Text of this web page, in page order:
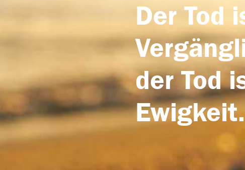
Der Tod
der Tod
Ewigkeit.